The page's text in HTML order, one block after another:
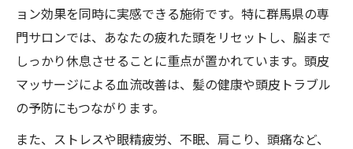
ョン効果を同時に実感できる施術です。特に群馬県の専
門サロンでは、あなたの疲れた頭をリセットし、脳まで
しっかり休息させることに重点が置かれています。頭皮
マッサージによる血流改善は、髪の健康や頭皮トラブル
の予防にもつながります。
また、ストレスや眼精疲労、不眠、肩こり、頭痛など、